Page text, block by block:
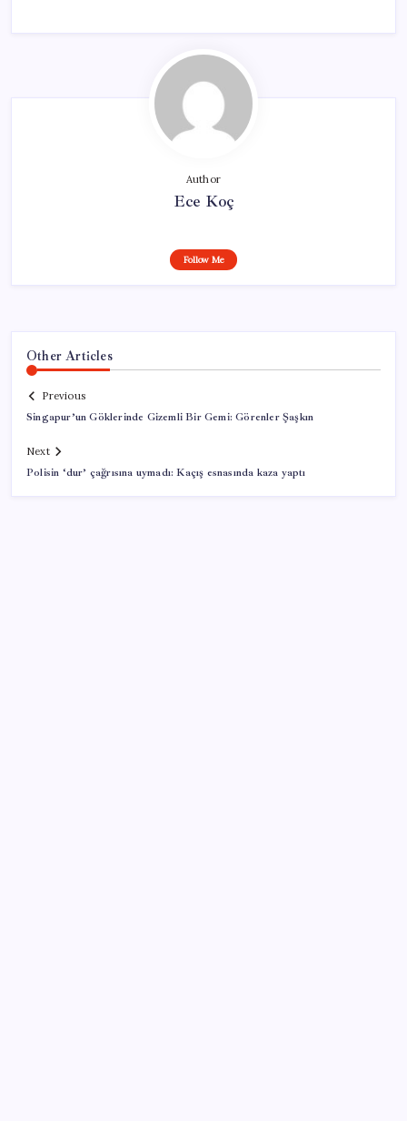
Author
Ece Koç
Follow Me
Other Articles
Previous
Singapur’un Göklerinde Gizemli Bir Gemi: Görenler Şaşkın
Next
Polisin ‘dur’ çağrısına uymadı: Kaçış esnasında kaza yaptı